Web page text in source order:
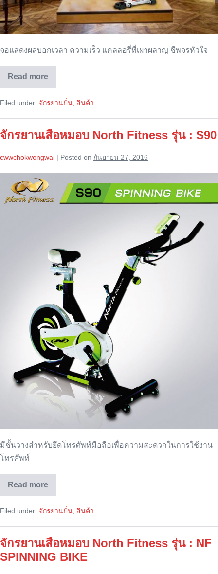
จอแสดงผลบอกเวลา ความเร็ว แคลลอรี่ที่เผาผลาญ ชีพจรหัวใจ
Read more
จักรยาน
เสือ
North
รุ่น
S95
Filed under: จักรยานปั่น สินค้า
จักรยานเสือหมอบ North Fitness รุ่น : S90
cwwchokwongwai | Posted on กันยายน 27, 2016
เสือ
หมอบ
มีชั้นวางสำหรับยึดโทรศัพท์มือถือเพื่อความสะดวกในการใช้งาน
โทรศัพท์
Read more
จักรยาน
เสือ
North
รุ่น
S90
Filed under: จักรยานปั่น สินค้า
จักรยานเสือหมอบ North Fitness รุ่น : NF
SPINNING BIKE